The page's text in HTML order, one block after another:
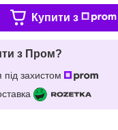
Купити з
з Пром?
захистом